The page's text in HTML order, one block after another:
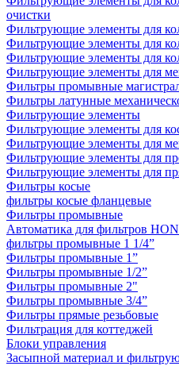
очистки
Фильтрующие элементы для
Фильтрующие элементы для
Фильтрующие элементы для
Фильтрующие элементы для
Фильтры промывные
Фильтры латунные
Фильтрующие элементы
Фильтрующие элементы для
Фильтрующие элементы для
Фильтрующие элементы для
Фильтрующие элементы для
Фильтры косые
фильтры косые фланцевые
Фильтры промывные
Автоматика для фильтров
фильтры промывные 1 1/4”
Фильтры промывные 1”
Фильтры промывные 1/2”
Фильтры промывные 2"
Фильтры промывные 3/4”
Фильтры прямые резьбовые
Фильтрация для коттеджей
Блоки управления
Засыпной материал и